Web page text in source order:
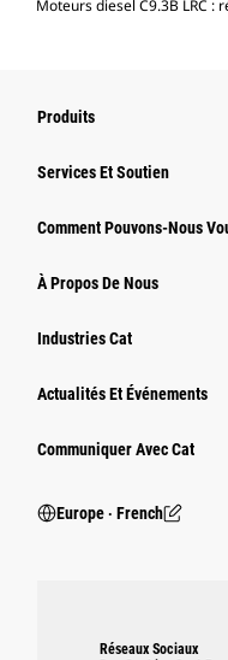
Moteurs diesel C9.3B LRC :
Produits
Services Et Soutien
Comment Pouvons-Nous
À Propos De Nous
Industries Cat
Actualités Et Événements
Communiquer Avec Cat
Europe ‧ French
Réseaux Sociaux